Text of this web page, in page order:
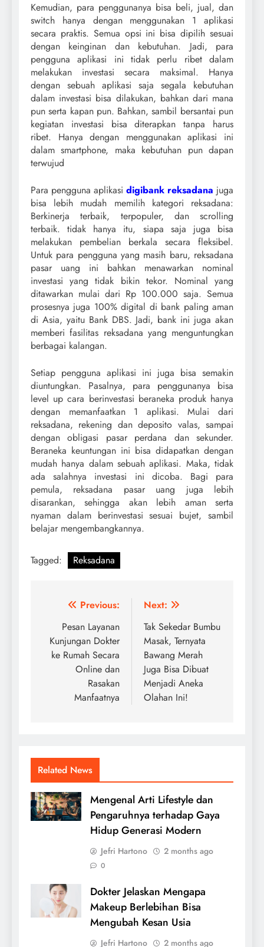
Kemudian, para penggunanya bisa beli, jual, dan
switch hanya dengan menggunakan 1 aplikasi
secara praktis. Semua opsi ini bisa dipilih sesuai
dengan keinginan dan kebutuhan. Jadi, para
pengguna aplikasi ini tidak perlu ribet dalam
melakukan investasi secara maksimal. Hanya
dengan sebuah aplikasi saja segala kebutuhan
dalam investasi bisa dilakukan, bahkan dari mana
pun serta kapan pun. Bahkan, sambil bersantai pun
kegiatan investasi bisa diterapkan tanpa harus
ribet. Hanya dengan menggunakan aplikasi ini
dalam smartphone, maka kebutuhan pun dapan
terwujud
Para pengguna aplikasi digibank reksadana juga
bisa lebih mudah memilih kategori reksadana:
Berkinerja terbaik, terpopuler, dan scrolling
terbaik. tidak hanya itu, siapa saja juga bisa
melakukan pembelian berkala secara fleksibel.
Untuk para pengguna yang masih baru, reksadana
pasar uang ini bahkan menawarkan nominal
investasi yang tidak bikin tekor. Nominal yang
ditawarkan mulai dari Rp 100.000 saja. Semua
prosesnya juga 100% digital di bank paling aman
di Asia, yaitu Bank DBS. Jadi, bank ini juga akan
memberi fasilitas reksadana yang menguntungkan
berbagai kalangan.
Setiap pengguna aplikasi ini juga bisa semakin
diuntungkan. Pasalnya, para penggunanya bisa
level up cara berinvestasi beraneka produk hanya
dengan memanfaatkan 1 aplikasi. Mulai dari
reksadana, rekening dan deposito valas, sampai
dengan obligasi pasar perdana dan sekunder.
Beraneka keuntungan ini bisa didapatkan dengan
mudah hanya dalam sebuah aplikasi. Maka, tidak
ada salahnya investasi ini dicoba. Bagi para
pemula, reksadana pasar uang juga lebih
disarankan, sehingga akan lebih aman serta
nyaman dalam berinvestasi sesuai bujet, sambil
belajar mengembangkannya.
Tagged: Reksadana
Post
navigation
Previous:
Pesan Layanan
Kunjungan Dokter
ke Rumah Secara
Online dan
Rasakan
Manfaatnya
Next:
Tak Sekedar Bumbu
Masak, Ternyata
Bawang Merah
Juga Bisa Dibuat
Menjadi Aneka
Olahan Ini!
Related News
Mengenal Arti Lifestyle dan
Pengaruhnya terhadap Gaya
Hidup Generasi Modern
Jefri Hartono 2 months ago
0
Dokter Jelaskan Mengapa
Makeup Berlebihan Bisa
Mengubah Kesan Usia
Jefri Hartono 2 months ago